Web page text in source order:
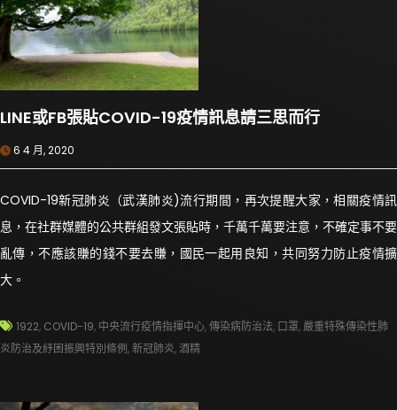
LINE或FB張貼COVID-19疫情訊息請三思而行
6 4 月, 2020
COVID-19新冠肺炎（武漢肺炎)流行期間，再次提醒大家，相關疫情訊
息，在社群媒體的公共群組發文張貼時，千萬千萬要注意，不確定事不要
亂傳，不應該賺的錢不要去賺，國民一起用良知，共同努力防止疫情擴
大。
1922, COVID-19, 中央流行疫情指揮中心,傳染病防治法, 口罩, 嚴重特殊傳染性肺
炎防治及紓困振興特別條例,新冠肺炎,酒精